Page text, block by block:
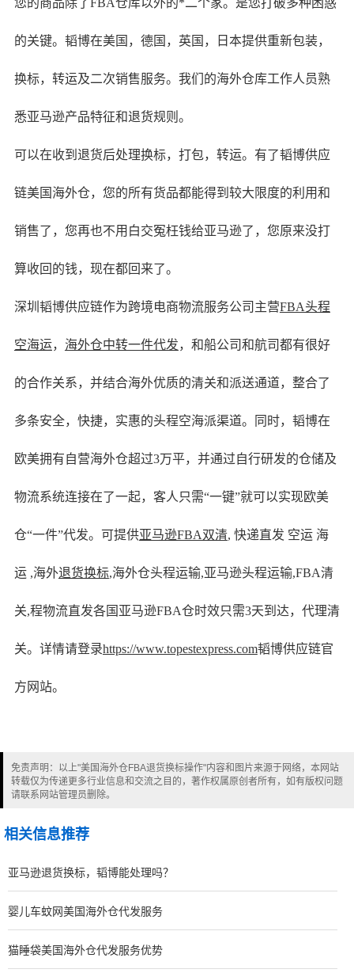
您的商品除了FBA仓库以外的*二个家。是您打破多种困惑
的关键。韬博在美国，德国，英国，日本提供重新包装，
换标，转运及二次销售服务。我们的海外仓库工作人员熟
悉亚马逊产品特征和退货规则。
可以在收到退货后处理换标，打包，转运。有了韬博供应
链美国海外仓，您的所有货品都能得到较大限度的利用和
销售了，您再也不用白交冤枉钱给亚马逊了，您原来没打
算收回的钱，现在都回来了。
深圳韬博供应链作为跨境电商物流服务公司主营FBA头程
空海运， 海外仓中转一件代发，和船公司和航司都有很好
的合作关系，并结合海外优质的清关和派送通道，整合了
多条安全，快捷，实惠的头程空海派渠道。同时，韬博在
欧美拥有自营海外仓超过3万平，并通过自行研发的仓储及
物流系统连接在了一起，客人只需“一键”就可以实现欧美
仓“一件”代发。可提供亚马逊FBA双清, 快递直发 空运 海
运 ,海外退货换标,海外仓头程运输,亚马逊头程运输,FBA清
关,程物流直发各国亚马逊FBA仓时效只需3天到达，代理清
关。详情请登录https://www.topestexpress.com韬博供应链官
方网站。
免责声明：以上"美国海外仓FBA退货换标操作"内容和图片来源于网络，本网站
转载仅为传递更多行业信息和交流之目的，著作权属原创者所有，如有版权问题
请联系网站管理员删除。
相关信息推荐
亚马逊退货换标，韬博能处理吗？
婴儿车蚊网美国海外仓代发服务
猫睡袋美国海外仓代发服务优势